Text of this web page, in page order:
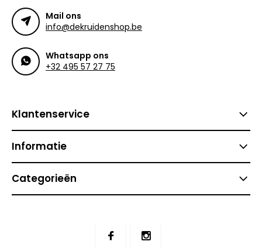
Mail ons
info@dekruidenshop.be
Whatsapp ons
+32 495 57 27 75
Klantenservice
Informatie
Categorieën